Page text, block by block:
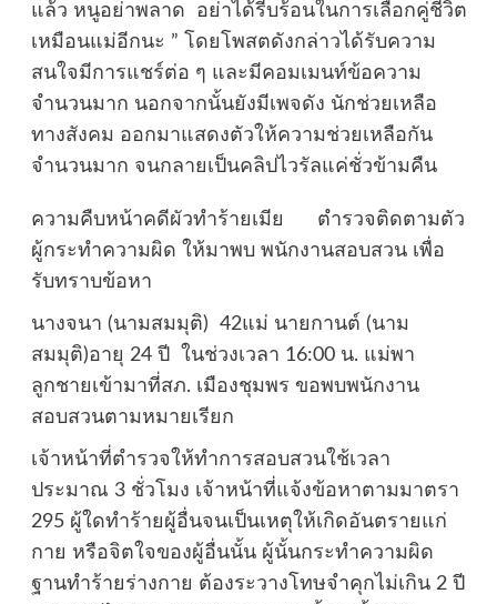
แล้ว หนูอย่าพลาด อย่าได้รีบร้อนในการเลือกคู่ชีวิต
เหมือนแม่อีกนะ ” โดยโพสตดังกล่าวได้รับความ
สนใจมีการแชร์ต่อ ๆ และมีคอมเมนท์ข้อความ
จำนวนมาก นอกจากนั้นยังมีเพจดัง นักช่วยเหลือ
ทางสังคม ออกมาแสดงตัวให้ความช่วยเหลือกัน
จำนวนมาก จนกลายเป็นคลิปไวรัลแค่ชั่วข้ามคืน
ความคืบหน้าคดีผัวทำร้ายเมีย ตำรวจติดตามตัว
ผู้กระทำความผิด ให้มาพบ พนักงานสอบสวน เพื่อ
รับทราบข้อหา
นางจนา (นามสมมุติ) 42แม่ นายกานต์ (นาม
สมมุติ)อายุ 24 ปี ในช่วงเวลา 16:00 น. แม่พา
ลูกชายเข้ามาที่สภ. เมืองชุมพร ขอพบพนักงาน
สอบสวนตามหมายเรียก
เจ้าหน้าที่ตำรวจให้ทำการสอบสวนใช้เวลา
ประมาณ 3 ชั่วโมง เจ้าหน้าที่แจ้งข้อหาตามมาตรา
295 ผู้ใดทำร้ายผู้อื่นจนเป็นเหตุให้เกิดอันตรายแก่
กาย หรือจิตใจของผู้อื่นนั้น ผู้นั้นกระทำความผิด
ฐานทำร้ายร่างกาย ต้องระวางโทษจำคุกไม่เกิน 2 ปี